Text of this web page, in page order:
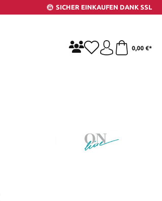
SICHER EINKAUFEN DANK SSL
0,00 €*